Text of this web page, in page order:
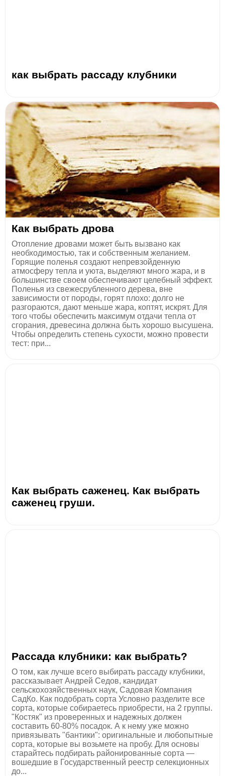
как выбрать рассаду клубники
Как выбрать дрова
Отопление дровами может быть вызвано как
необходимостью, так и собственным желанием.
Горящие поленья создают непревзойденную
атмосферу тепла и уюта, выделяют много жара, и в
большинстве своем обеспечивают целебный эффект.
Поленья из свежесрубленного дерева, вне
зависимости от породы, горят плохо: долго не
разгораются, дают меньше жара, коптят, искрят. Для
того чтобы обеспечить максимум отдачи тепла от
сгорания, древесина должна быть хорошо высушена.
Чтобы определить степень сухости, можно провести
тест: при...
Как выбрать саженец. Как выбрать
саженец груши.
Рассада клубники: как выбрать?
О том, как лучше всего выбирать рассаду клубники,
рассказывает Андрей Седов, кандидат
сельскохозяйственных наук, Садовая Компания
СадКо. Как подобрать сорта Условно разделите все
сорта, которые собираетесь приобрести, на 2 группы.
"Костяк" из проверенных и надежных должен
составить 60-80% посадок. А к нему уже можно
привязывать "бантики": оригинальные и любопытные
сорта, которые вы возьмете на пробу. Для основы
старайтесь подбирать районированные сорта —
вошедшие в Государственный реестр селекционных
до...